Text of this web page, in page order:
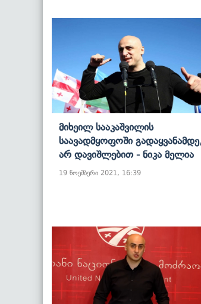
Მიხეილ Სააკაშვილის
Საავადმყოფოში
Არ Დავიშლებით - Ნიკა Მელია
19 ნოემბერი 2021, 16:39